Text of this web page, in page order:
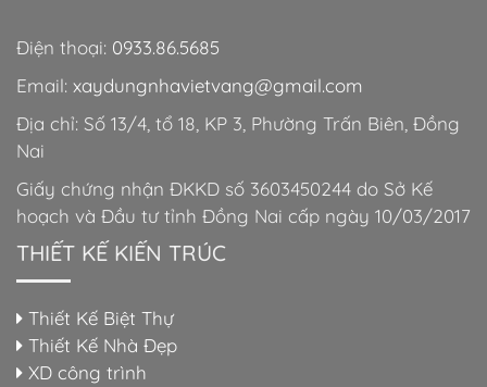
Điện thoại: 0933.86.5685
Email: xaydungnhavietvang@gmail.com
Địa chỉ: Số 13/4, tổ 18, KP 3, Phường Trấn Biên, Đồng
Nai
Giấy chứng nhận ĐKKD số 3603450244 do Sở Kế
hoạch và Đầu tư tỉnh Đồng Nai cấp ngày 10/03/2017
THIẾT KẾ KIẾN TRÚC
Thiết Kế Biệt Thự
Thiết Kế Nhà Đẹp
XD công trình